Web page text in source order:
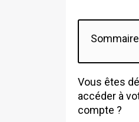
Sommaire
Vous êtes
accéder à
compte ?